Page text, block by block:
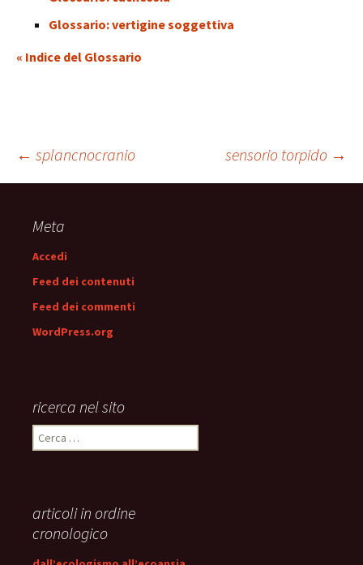
Glossario: vertigine soggettiva
« Indice del Glossario
Navigazione
articolo
← splancnocranio sensorio torpido →
Meta
Accedi
Feed dei contenuti
Feed dei commenti
WordPress.org
ricerca nel sito
Ricerca
per:
articoli in ordine
cronologico